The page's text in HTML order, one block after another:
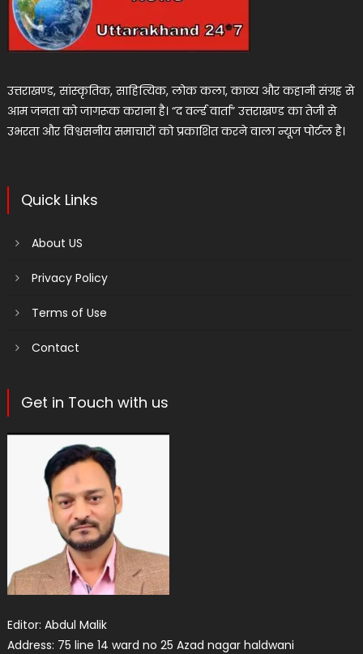
उत्तराखण्ड, सांस्कृतिक, साहित्यिक, लोक कला, काव्य और कहानी संग्रह से
आम जनता को जागरूक कराना है। “द वर्ल्ड वार्ता” उत्तराखण्ड का तेजी से
उभरता और विश्वसनीय समाचारों को प्रकाशित करने वाला न्यूज पोर्टल है।
Quick Links
About US
Privacy Policy
Terms of Use
Contact
Get in Touch with us
Editor: Abdul Malik
Address: 75 line 14 ward no 25 Azad nagar haldwani